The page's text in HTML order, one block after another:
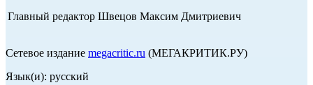
Главный редактор Швецов Максим Дмитриевич
Сетевое издание megacritic.ru (МЕГАКРИТИК.РУ)
Язык(и): русский